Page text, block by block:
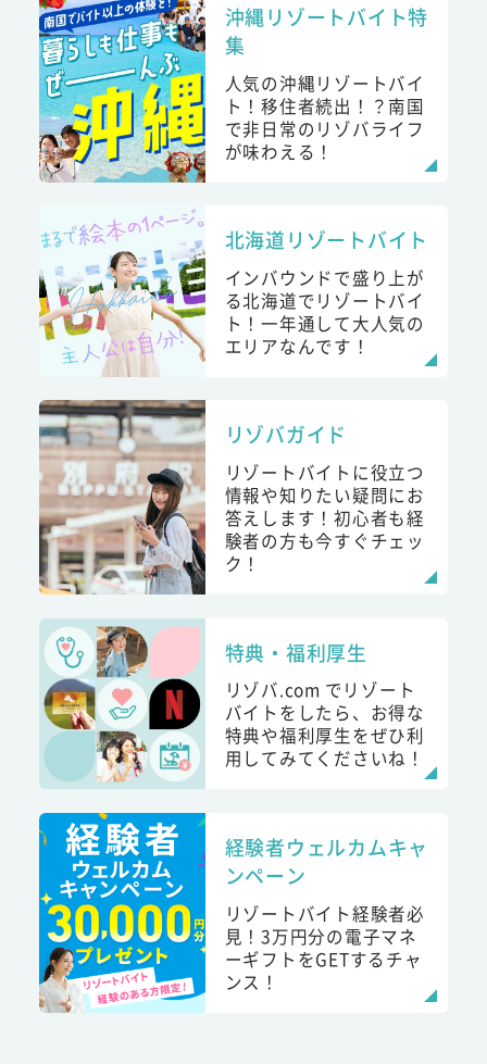
沖縄リゾートバイト特
集
人気の沖縄リゾートバイ
ト！移住者続出！？南国
で非日常のリゾバライフ
が味わえる！
北海道リゾートバイト
インバウンドで盛り上が
る北海道でリゾートバイ
ト！一年通して大人気の
エリアなんです！
リゾバガイド
リゾートバイトに役立つ
情報や知りたい疑問にお
答えします！初心者も経
験者の方も今すぐチェッ
ク！
特典・福利厚生
リゾバ.com でリゾート
バイトをしたら、お得な
特典や福利厚生をぜひ利
用してみてくださいね！
経験者ウェルカムキャ
ンペーン
リゾートバイト経験者必
見！3万円分の電子マネ
ーギフトをGETするチャ
ンス！